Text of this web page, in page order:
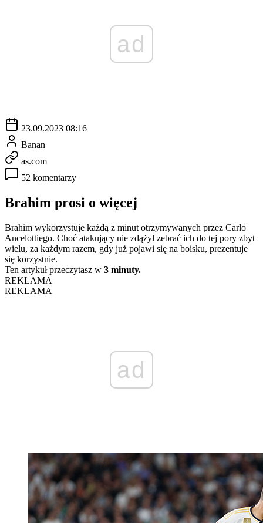
ad
23.09.2023 08:16
Banan
as.com
52 komentarzy
Brahim prosi o więcej
Brahim wykorzystuje każdą z minut otrzymywanych przez Carlo
Ancelottiego. Choć atakujący nie zdążył zebrać ich do tej pory zbyt
wielu, za każdym razem, gdy już pojawi się na boisku, prezentuje
się korzystnie.
Ten artykuł przeczytasz w 3 minuty.
REKLAMA
REKLAMA
ad